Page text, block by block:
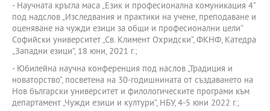
- Научната кръгла маса „Език и професионална комуникация 4“
под надслов „Изследвания и практики на учене, преподаване и
оценяване на чужди езици за общи и професионални цели“
Софийски университет „Св. Климент Охридски“, ФКНФ, Катедра
„Западни езици”, 18 юни, 2021 г.;
- Юбилейна научна конференция под наслов „Традиция и
новаторство“, посветена на 30-годишнината от създаването на
Нов български университет и филологическите програми към
департамент „Чужди езици и култури“, НБУ, 4-5 юни 2022 г.;